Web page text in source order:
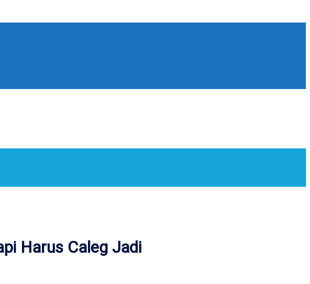
Harus Caleg Jadi